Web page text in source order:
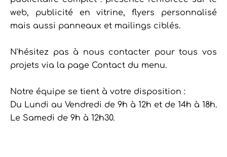
web, publicité en vitrine, flyers personnalisé
mais aussi panneaux et mailings ciblés.
N'hésitez pas à nous contacter pour tous vos
projets via la page Contact du menu.
Notre équipe se tient à votre disposition :
Du Lundi au Vendredi de 9h à 12h et de 14h à 18h.
Le Samedi de 9h à 12h30.